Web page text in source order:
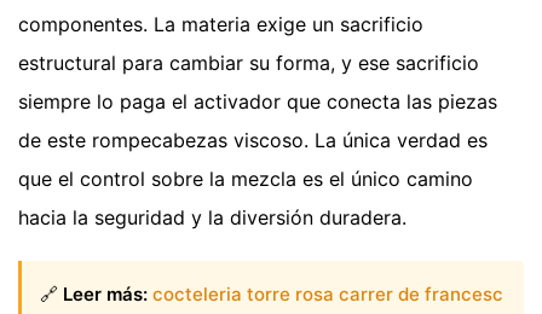
componentes. La materia exige un sacrificio
estructural para cambiar su forma, y ese sacrificio
siempre lo paga el activador que conecta las piezas
de este rompecabezas viscoso. La única verdad es
que el control sobre la mezcla es el único camino
hacia la seguridad y la diversión duradera.
🔗 Leer más: cocteleria torre rosa carrer de francesc